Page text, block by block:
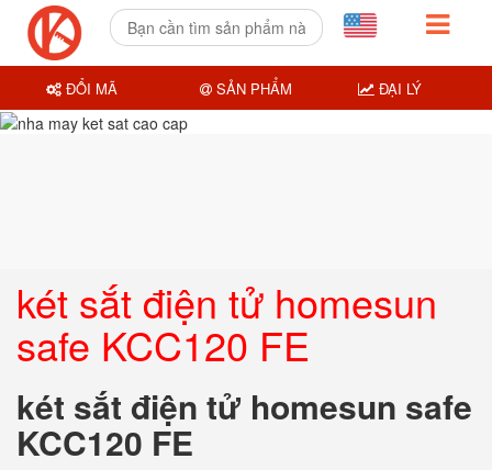
két sắt điện tử homesun
safe KCC120 FE
két sắt điện tử homesun safe
KCC120 FE
ĐỔI MÃ SẢN PHẨM ĐẠI LÝ